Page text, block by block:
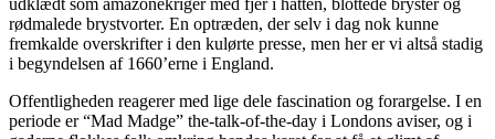
rødmalede brystvorter. En optræden, der selv i dag nok kunne
fremkalde overskrifter i den kulørte presse, men her er vi altså stadig
i begyndelsen af 1660’erne i England.
Offentligheden reagerer med lige dele fascination og forargelse. I en
periode er “Mad Madge” the-talk-of-the-day i Londons aviser, og i